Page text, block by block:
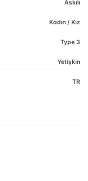
Askılı
Kadın / Kız
Type 3
Yetişkin
TR